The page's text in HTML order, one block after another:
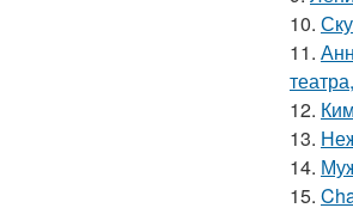
10.
11.
12.
13.
14.
15.